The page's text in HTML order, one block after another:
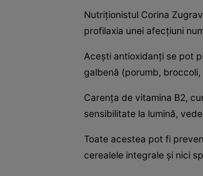
Nutriţionistul Corina
profilaxia unei afecţiuni
Aceşti antioxidanţi se pot
galbenă (porumb,
Carenţa de vitamina B2,
sensibilitate la lumină,
Toate acestea pot fi
cerealele integrale şi nici